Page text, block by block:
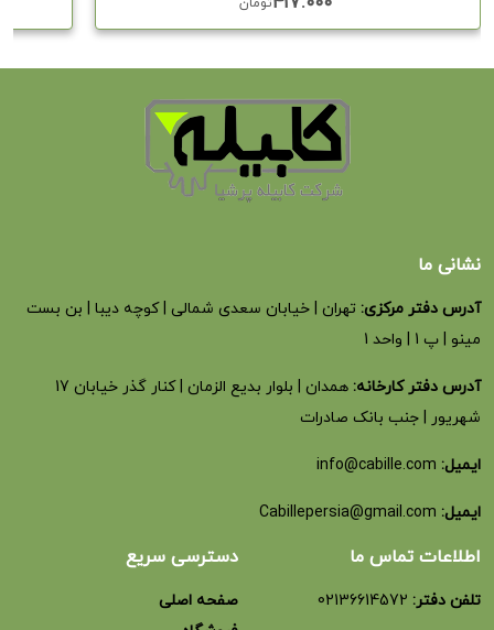
نشانی ما
آدرس دفتر مرکزی: تهران | خیابان سعدی شمالی | کوچه دیبا | بن بست
مینو | پ 1 | واحد 1
آدرس دفتر کارخانه:
همدان | بلوار بدیع الزمان | کنار گذر خیابان 17
شهریور | جنب بانک صادرات
ایمیل: info@cabille.com
ایمیل: Cabillepersia@gmail.com
اطلاعات تماس ما
تلفن دفتر: 02136614572
دسترسی سریع
صفحه اصلی